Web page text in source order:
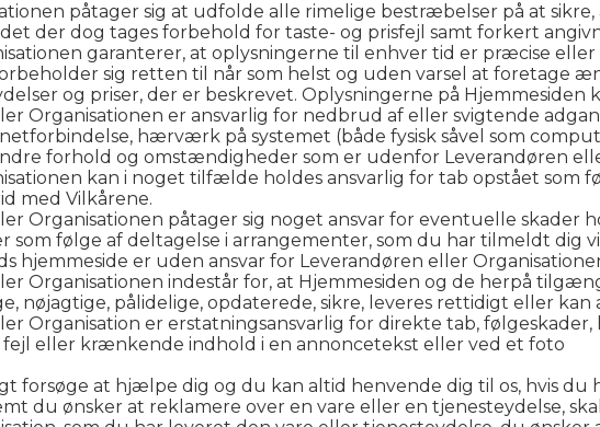
påtager sig at udfolde alle rimelige bestræbelser på at
der dog tages forbehold for taste- og prisfejl samt forkert
garanterer, at oplysningerne til enhver tid er præcise
sig retten til når som helst og uden varsel at foretage
og priser, der er beskrevet. Oplysningerne på
Organisationen er ansvarlig for nedbrud af eller svigtende
hærværk på systemet (både fysisk såvel som
forhold og omstændigheder som er udenfor Leverandøren
kan i noget tilfælde holdes ansvarlig for tab opstået som
med Vilkårene.
Organisationen påtager sig noget ansvar for eventuelle skader
som følge af deltagelse i arrangementer, som du har tilmeldt dig
hjemmeside er uden ansvar for Leverandøren eller
Organisationen indestår for, at Hjemmesiden og de herpå
nøjagtige, pålidelige, opdaterede, sikre, leveres rettidigt eller kan
Organisation er erstatningsansvarlig for direkte tab,
eller krænkende indhold i en annoncetekst eller ved et foto
forsøge at hjælpe dig og du kan altid henvende dig til os, hvis du
du ønsker at reklamere over en vare eller en tjenesteydelse,